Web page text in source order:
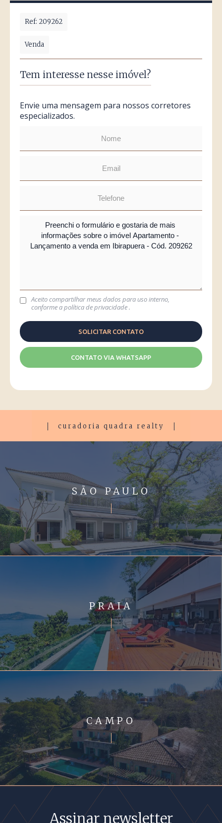
Ref: 209262
Venda
Tem interesse nesse imóvel?
Envie uma mensagem para nossos corretores
especializados.
Aceito compartilhar meus dados para uso interno,
conforme apolítica de privacidade.
CONTATO VIA WHATSAPP
curadoria quadra realty
SÃO PAULO
PRAIA
CAMPO
Assinar newsletter